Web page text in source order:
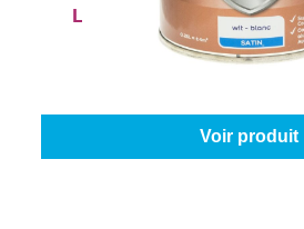
Levis Expert Lak Bois
Couleur (Levis):Blanc|
Voir produit